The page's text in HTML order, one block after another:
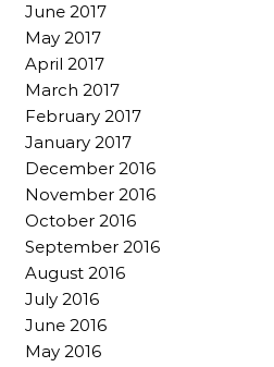
June 2017
May 2017
April 2017
March 2017
February 2017
January 2017
December 2016
November 2016
October 2016
September 2016
August 2016
July 2016
June 2016
May 2016